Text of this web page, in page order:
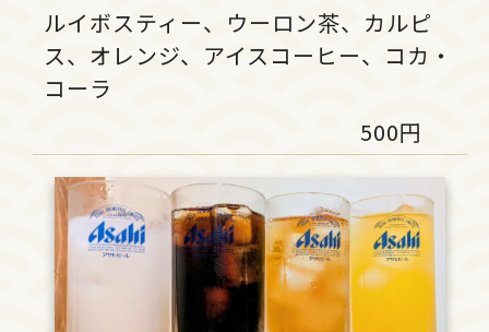
ルイボスティー、ウーロン茶、カルピ
ス、オレンジ、アイスコーヒー、コカ・
コーラ
500円